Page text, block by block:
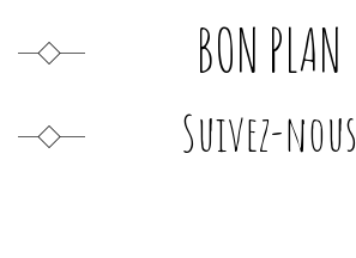
BON PLAN
Suivez-nous